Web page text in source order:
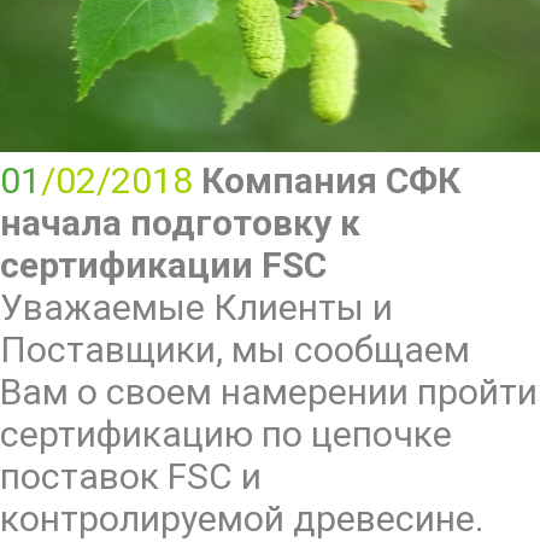
01 /02/2018 Компания СФК
начала подготовку к
сертификации FSC
Уважаемые Клиенты и
Поставщики, мы сообщаем
Вам о своем намерении пройти
сертификацию по цепочке
поставок FSC и
контролируемой древесине.